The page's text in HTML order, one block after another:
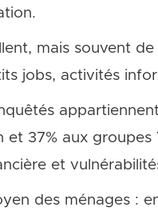
mais souvent
jobs, activités
et 37% aux groupes
et
des ménages :